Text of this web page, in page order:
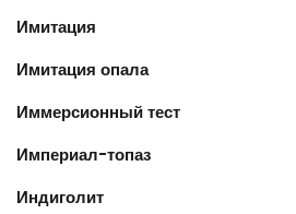
Имитация
Имитация опала
Иммерсионный тест
Империал-топаз
Индиголит